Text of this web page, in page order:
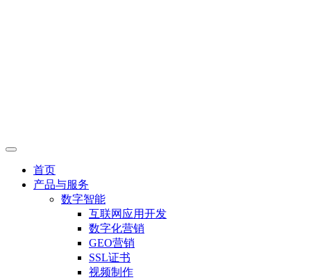
首页
产品与服务
数字智能
互联网应用开发
数字化营销
GEO营销
SSL证书
视频制作